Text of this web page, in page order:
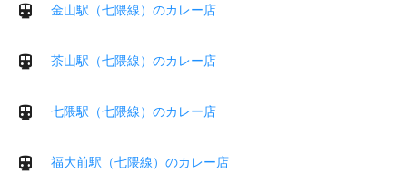
金山駅（七隈線）のカレー店
茶山駅（七隈線）のカレー店
七隈駅（七隈線）のカレー店
福大前駅（七隈線）のカレー店